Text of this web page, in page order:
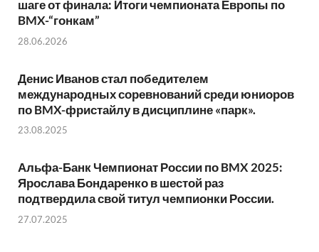
шаге от финала: Итоги чемпионата Европы по
BMX-“гонкам”
28.06.2026
Денис Иванов стал победителем
международных соревнований среди юниоров
по BMX-фристайлу в дисциплине «парк».
23.08.2025
Альфа-Банк Чемпионат России по BMX 2025:
Ярослава Бондаренко в шестой раз
подтвердила свой титул чемпионки России.
27.07.2025